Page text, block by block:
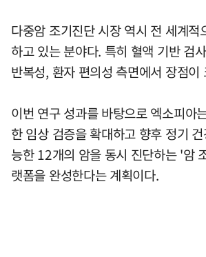
다중암 조기진단 시장 역시 전 세계적
하고 있는 분야다. 특히 혈액 기반 검
반복성, 환자 편의성 측면에서 장점이
이번 연구 성과를 바탕으로 엑소피아
한 임상 검증을 확대하고 향후 정기
능한 12개의 암을 동시 진단하는 '암
랫폼을 완성한다는 계획이다.